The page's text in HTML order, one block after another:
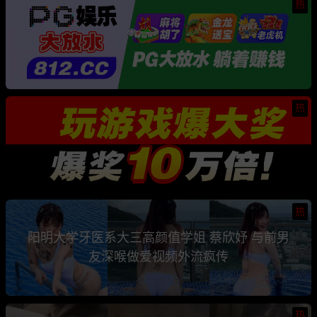
热
热
热
阳明大学牙医系大三高颜值学姐 蔡欣妤 与前男
友深喉做爱视频外流疯传